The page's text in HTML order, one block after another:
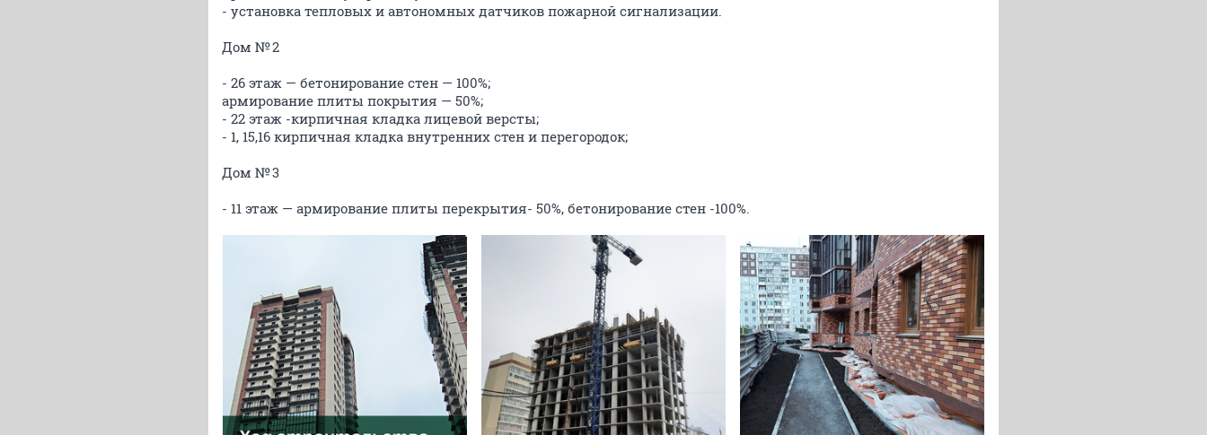
- установка тепловых и автономных датчиков пожарной сигнализации.
Дом № 2
- 26 этаж — бетонирование стен — 100%;
армирование плиты покрытия — 50%;
- 22 этаж -кирпичная кладка лицевой версты;
- 1, 15,16 кирпичная кладка внутренних стен и перегородок;
Дом № 3
- 11 этаж — армирование плиты перекрытия- 50%, бетонирование стен -100%.